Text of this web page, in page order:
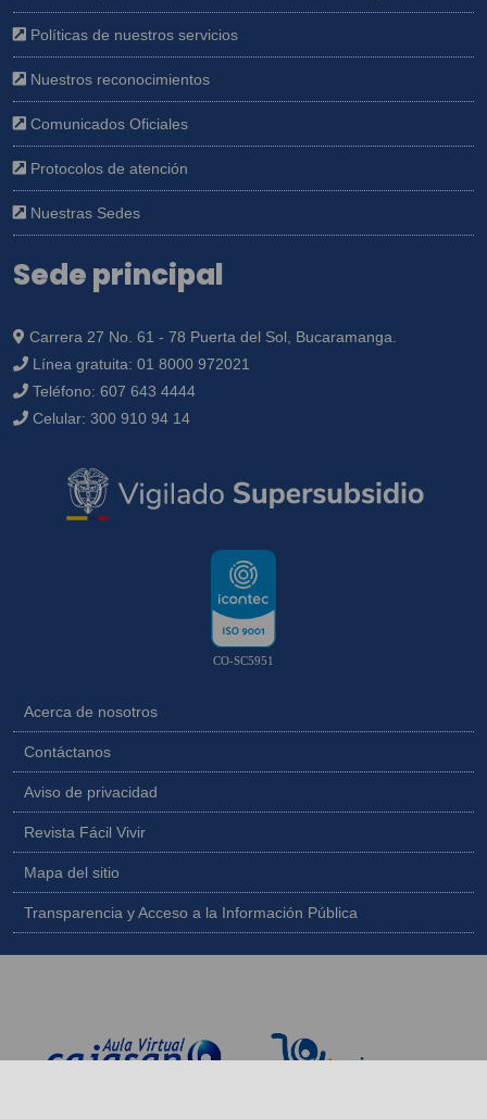
Políticas de nuestros servicios
Nuestros reconocimientos
Comunicados Oficiales
Protocolos de atención
Nuestras Sedes
Sede principal
Carrera 27 No. 61 - 78 Puerta del Sol, Bucaramanga.
Línea gratuita: 01 8000 972021
Teléfono: 607 643 4444
Celular: 300 910 94 14
CO-SC5951
Acerca de nosotros
Contáctanos
Aviso de privacidad
Revista Fácil Vivir
Mapa del sitio
Transparencia y Acceso a la Información Pública